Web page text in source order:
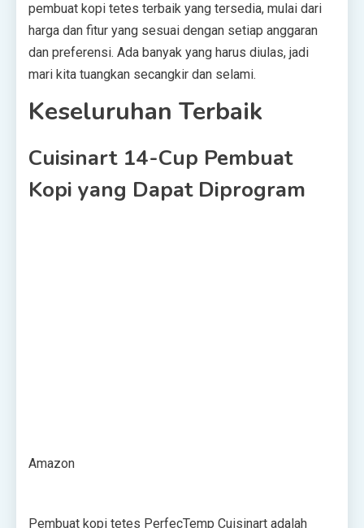
pembuat kopi tetes terbaik yang tersedia, mulai dari
harga dan fitur yang sesuai dengan setiap anggaran
dan preferensi. Ada banyak yang harus diulas, jadi
mari kita tuangkan secangkir dan selami.
Keseluruhan Terbaik
Cuisinart 14-Cup Pembuat
Kopi yang Dapat Diprogram
Amazon
Pembuat kopi tetes PerfecTemp Cuisinart adalah